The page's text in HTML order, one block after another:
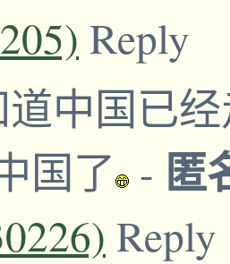
Reply
中国已
国了 - 匿
Reply